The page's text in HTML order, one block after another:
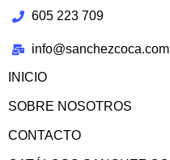
605 223 709
info@sanchezcoca.com
INICIO
SOBRE NOSOTROS
CONTACTO